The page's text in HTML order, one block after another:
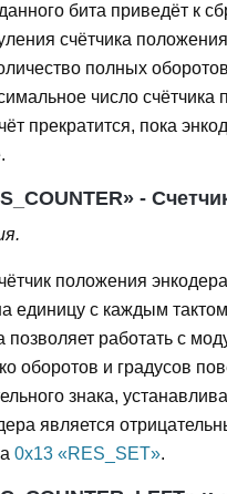
бита приведёт к
счётчика
полных
число
прекратится, пока
-
положения
единицу с каждым
позволяет работать с
оборотов и градусов
знака,
является
0x13 «RES_SET».